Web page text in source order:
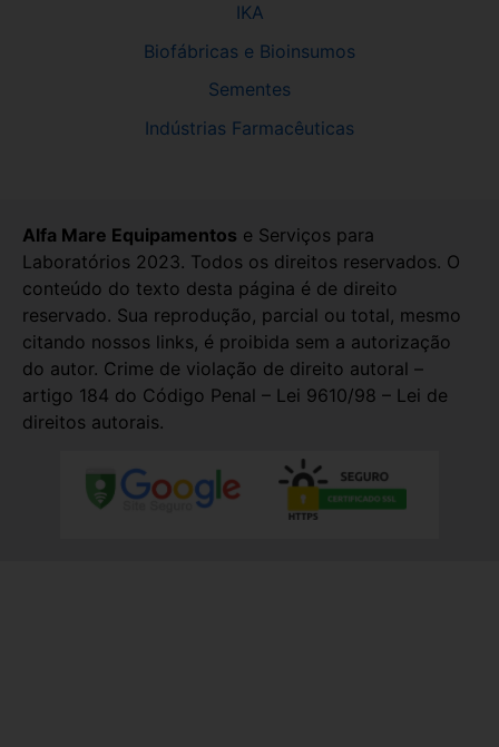
IKA
Biofábricas e Bioinsumos
Sementes
Indústrias Farmacêuticas
Alfa Mare Equipamentos e Serviços para
Laboratórios 2023. Todos os direitos reservados. O
conteúdo do texto desta página é de direito
reservado. Sua reprodução, parcial ou total, mesmo
citando nossos links, é proibida sem a autorização
do autor. Crime de violação de direito autoral –
artigo 184 do Código Penal – Lei 9610/98 – Lei de
direitos autorais.